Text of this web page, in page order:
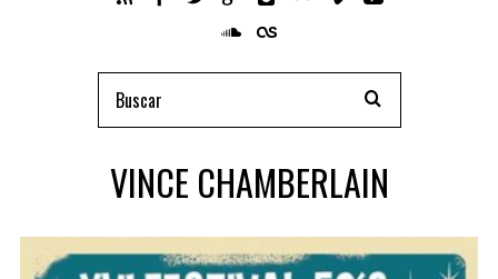
VINCE CHAMBERLAIN